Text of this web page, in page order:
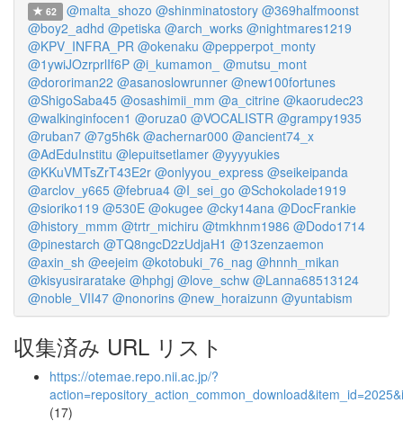
62 @malta_shozo @shinminatostory @369halfmoonst
@boy2_adhd @petiska @arch_works @nightmares1219
@KPV_INFRA_PR @okenaku @pepperpot_monty
@1ywiJOzrprlIf6P @i_kumamon_
@mutsu_mont
@dororiman22 @asanoslowrunner @new100fortunes
@ShigoSaba45 @osashimii_mm @a_citrine @kaorudec23
@walkinginfocen1 @oruza0 @VOCALISTR @grampy1935
@ruban7 @7g5h6k @achernar000 @ancient74_x
@AdEduInstitu @lepuitsetlamer @yyyyukies
@KKuVMTsZrT43E2r @onlyyou_express @seikeipanda
@arclov_y665 @februa4 @I_sei_go @Schokolade1919
@sioriko119 @530E @okugee @cky14ana @DocFrankie
@history_mmm @trtr_michiru @tmkhnm1986 @Dodo1714
@pinestarch @TQ8ngcD2zUdjaH1 @13zenzaemon
@axin_sh @eejeim @kotobuki_76_nag @hnnh_mikan
@kisyusiraratake @hphgj @love_schw @Lanna68513124
@noble_VII47 @nonorins @new_horaizunn @yuntabism
収集済み URL リスト
https://otemae.repo.nii.ac.jp/?
(17)